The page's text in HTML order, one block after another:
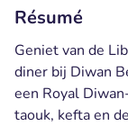
Résumé
Geniet van de
diner bij Diwan
een Royal
taouk, kefta en